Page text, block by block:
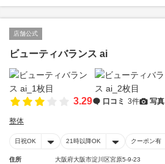
店舗公式
ビューティバランス ai
3.29 口コミ 3件 写真
整体
日祝OK 21時以降OK クーポン有
住所 大阪府大阪市淀川区宮原5-9-23